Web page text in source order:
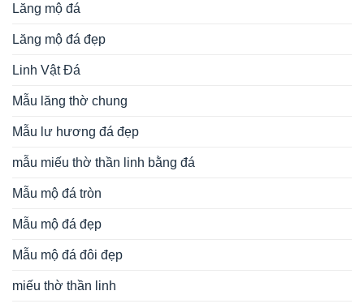
Lăng mộ đá
Lăng mộ đá đẹp
Linh Vật Đá
Mẫu lăng thờ chung
Mẫu lư hương đá đẹp
mẫu miếu thờ thần linh bằng đá
Mẫu mộ đá tròn
Mẫu mộ đá đẹp
Mẫu mộ đá đôi đẹp
miếu thờ thần linh